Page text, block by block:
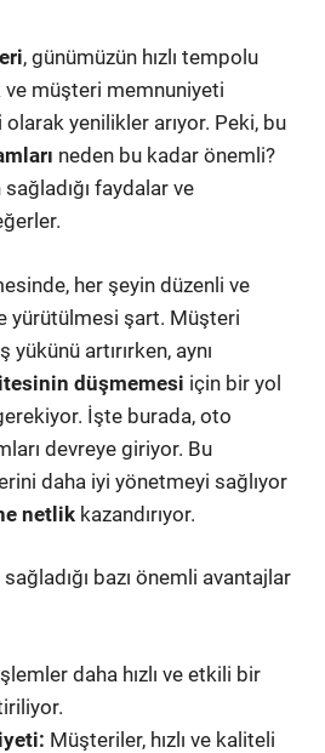
, günümüzün hızlı tempolu
ve müşteri memnuniyeti
yenilikler arıyor. Peki, bu
neden bu kadar önemli?
faydalar ve
her şeyin düzenli ve
yürütülmesi şart. Müşteri
artırırken, aynı
düşmemesi için bir yol
İşte burada, oto
devreye giriyor. Bu
daha iyi yönetmeyi sağlıyor
netlik kazandırıyor.
bazı önemli avantajlar
daha hızlı ve etkili bir
Müşteriler, hızlı ve kaliteli